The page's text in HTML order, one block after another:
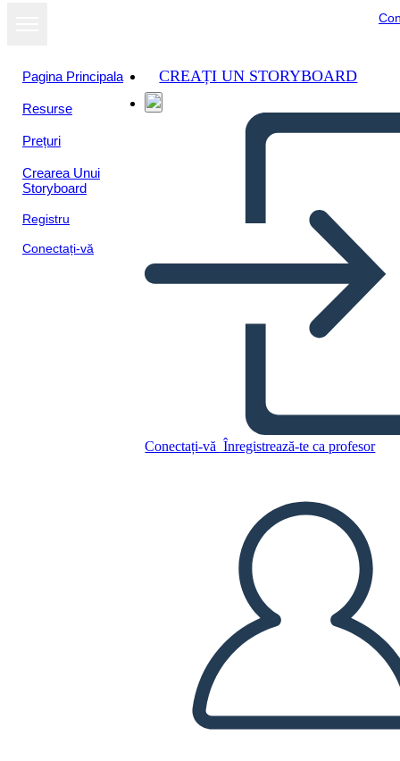
Pagina Principala
Resurse
Prețuri
Crearea Unui
Storyboard
Registru
Conectați-vă
CREAȚI UN STORYBOARD
Conectați-vă Înregistrează-te ca profesor
מגילת העצמאות - Grid חיבור
CREAȚI UN STORYBOARD
REDAȚI PREZENTAREA DE DIAPOZITIVE
CITESTE-MI